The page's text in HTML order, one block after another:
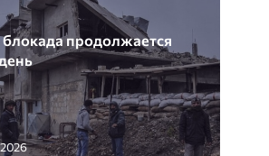
продолжается